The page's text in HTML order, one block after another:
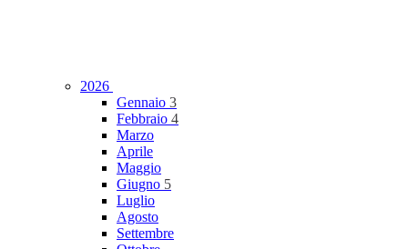
2026
Gennaio 3
Febbraio 4
Marzo
Aprile
Maggio
Giugno 5
Luglio
Agosto
Settembre